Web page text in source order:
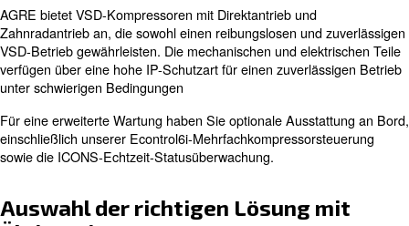
erzeugen.
Um diese Haltbarkeit zu erhöhen, wird empfohlen,
von AGRE zertifizierte Techniker einzusetzen.
Steigern Sie die Effizienz mit
Drehzahlregelung